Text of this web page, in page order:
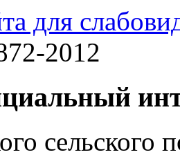
для
2012
сельского